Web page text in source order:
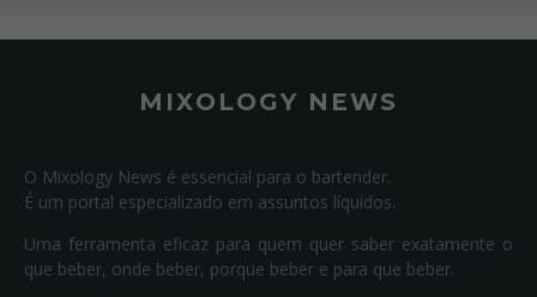
MIXOLOGY NEWS
O Mixology News é essencial para o bartender.
É um portal especializado em assuntos líquidos.
Uma ferramenta eficaz para quem quer saber exatamente o
que beber, onde beber, porque beber e para que beber.